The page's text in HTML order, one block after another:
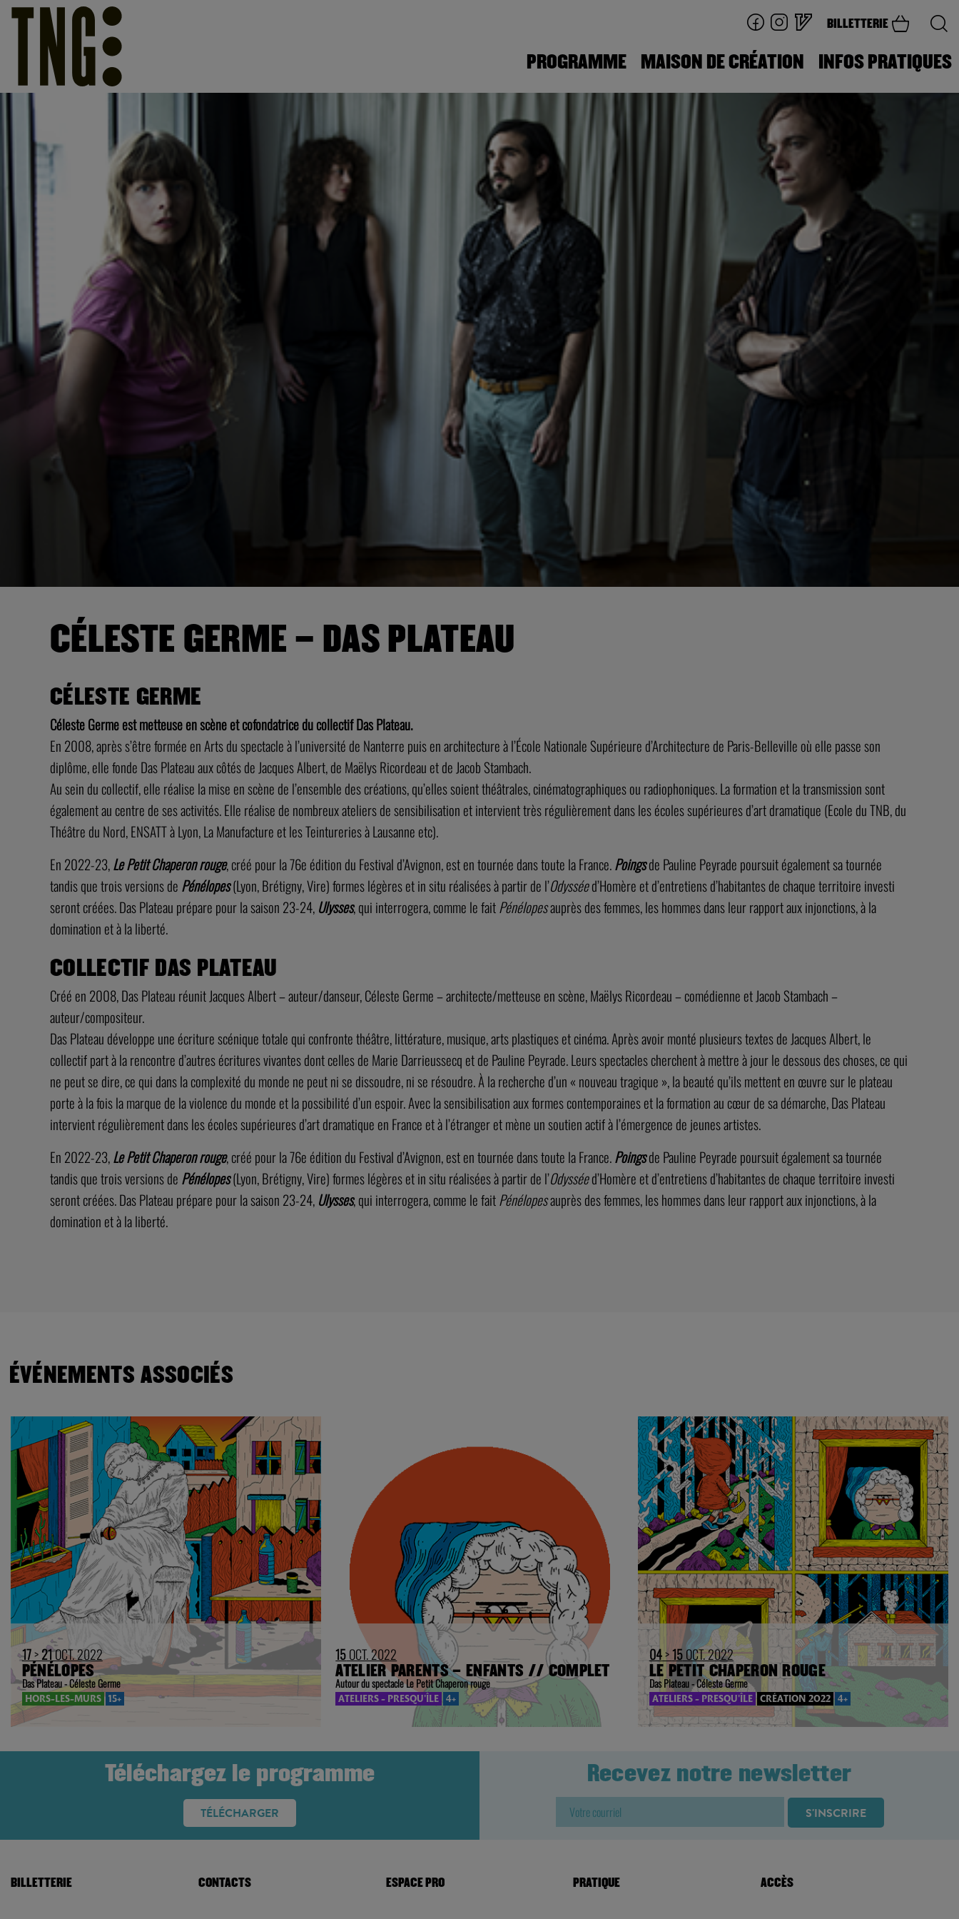
BILLETTERIE
PROGRAMME MAISON DE CRÉATION INFOS PRATIQUES
CÉLESTE GERME – DAS PLATEAU
CÉLESTE GERME
Céleste Germe est metteuse en scène et cofondatrice du collectif Das Plateau.
En 2008, après s’être formée en Arts du spectacle à l’université de Nanterre puis en architecture à l’École Nationale Supérieure d’Architecture de Paris-Belleville où elle passe son
diplôme, elle fonde Das Plateau aux côtés de Jacques Albert, de Maëlys Ricordeau et de Jacob Stambach.
Au sein du collectif, elle réalise la mise en scène de l’ensemble des créations, qu’elles soient théâtrales, cinématographiques ou radiophoniques. La formation et la transmission sont
également au centre de ses activités. Elle réalise de nombreux ateliers de sensibilisation et intervient très régulièrement dans les écoles supérieures d’art dramatique (Ecole du TNB, du
Théâtre du Nord, ENSATT à Lyon, La Manufacture et les Teintureries à Lausanne etc).
En 2022-23,Le Petit Chaperon rouge, créé pour la 76e édition du Festival d’Avignon, est en tournée dans toute la France.Poingsde Pauline Peyrade poursuit également sa tournée
tandis que trois versions de Pénélopes(Lyon, Brétigny, Vire) formes légères et in situ réalisées à partir de l’Odysséed’Homère et d’entretiens d’habitantes de chaque territoire investi
seront créées. Das Plateau prépare pour la saison 23-24, Ulysses, qui interrogera, comme le faitPénélopesauprès des femmes, les hommes dans leur rapport aux injonctions, à la
domination et à la liberté.
COLLECTIF DAS PLATEAU
Créé en 2008, Das Plateau réunit Jacques Albert – auteur/danseur, Céleste Germe – architecte/metteuse en scène, Maëlys Ricordeau – comédienne et Jacob Stambach –
auteur/compositeur.
Das Plateau développe une écriture scénique totale qui confronte théâtre, littérature, musique, arts plastiques et cinéma. Après avoir monté plusieurs textes de Jacques Albert, le
collectif part à la rencontre d’autres écritures vivantes dont celles de Marie Darrieussecq et de Pauline Peyrade. Leurs spectacles cherchent à mettre à jour le dessous des choses, ce qui
ne peut se dire, ce qui dans la complexité du monde ne peut ni se dissoudre, ni se résoudre. À la recherche d’un « nouveau tragique », la beauté qu’ils mettent en œuvre sur le plateau
porte à la fois la marque de la violence du monde et la possibilité d’un espoir. Avec la sensibilisation aux formes contemporaines et la formation au cœur de sa démarche, Das Plateau
intervient régulièrement dans les écoles supérieures d’art dramatique en France et à l’étranger et mène un soutien actif à l’émergence de jeunes artistes.
En 2022-23,Le Petit Chaperon rouge, créé pour la 76e édition du Festival d’Avignon, est en tournée dans toute la France.Poingsde Pauline Peyrade poursuit également sa tournée
tandis que trois versions de Pénélopes(Lyon, Brétigny, Vire) formes légères et in situ réalisées à partir de l’Odysséed’Homère et d’entretiens d’habitantes de chaque territoire investi
seront créées. Das Plateau prépare pour la saison 23-24, Ulysses, qui interrogera, comme le faitPénélopesauprès des femmes, les hommes dans leur rapport aux injonctions, à la
domination et à la liberté.
ÉVÉNEMENTS ASSOCIÉS
17>21OCT. 2022
PÉNÉLOPES
Das Plateau - Céleste Germe
HORS-LES-MURS 15+
15OCT. 2022
ATELIER PARENTS – ENFANTS // COMPLET
Autour du spectacle Le Petit Chaperon rouge
ATELIERS - PRESQU'ÎLE 4+
04>15OCT. 2022
LE PETIT CHAPERON ROUGE
Das Plateau - Céleste Germe
ATELIERS - PRESQU'ÎLE CRÉATION 2022 4+
Téléchargez le programme
TÉLÉCHARGER
Recevez notre newsletter
BILLETTERIE CONTACTS ESPACE PRO PRATIQUE ACCÈS